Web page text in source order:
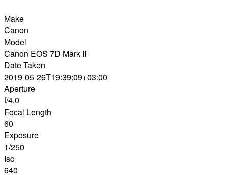
Make
Canon
Model
Canon EOS 7D Mark II
Date Taken
2019-05-26T19:39:09+03:00
Aperture
f/4.0
Focal Length
60
Exposure
1/250
Iso
640